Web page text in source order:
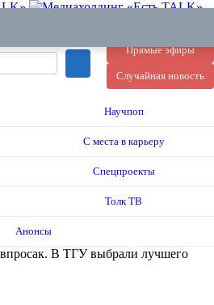
Прямые эфиры
Случайная новость
Научпоп
С места в карьеру
Спецпроекты
Толк ТВ
Анонсы
В ТГУ выбрали лучшего